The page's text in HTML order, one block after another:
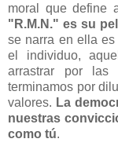
moral que define
"R.M.N." es su
se narra en ella
el individuo,
arrastrar por las
terminamos por
valores. La
nuestras
como tú.